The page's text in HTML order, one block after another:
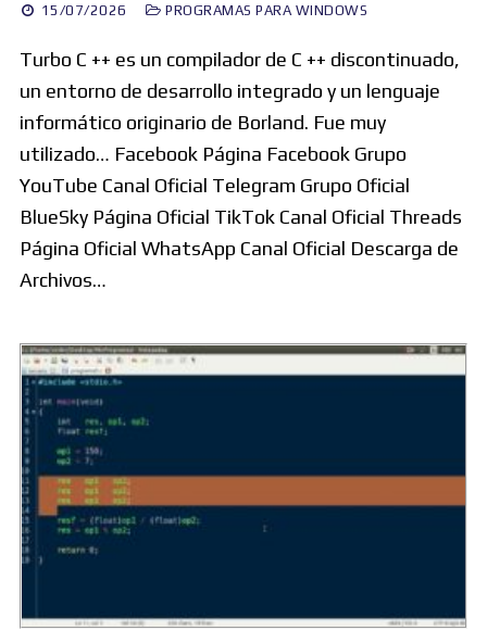
15/07/2026 PROGRAMAS PARA WINDOWS
Turbo C ++ es un compilador de C ++ discontinuado,
un entorno de desarrollo integrado y un lenguaje
informático originario de Borland. Fue muy
utilizado… Facebook Página Facebook Grupo
YouTube Canal Oficial Telegram Grupo Oficial
BlueSky Página Oficial TikTok Canal Oficial Threads
Página Oficial WhatsApp Canal Oficial Descarga de
Archivos…